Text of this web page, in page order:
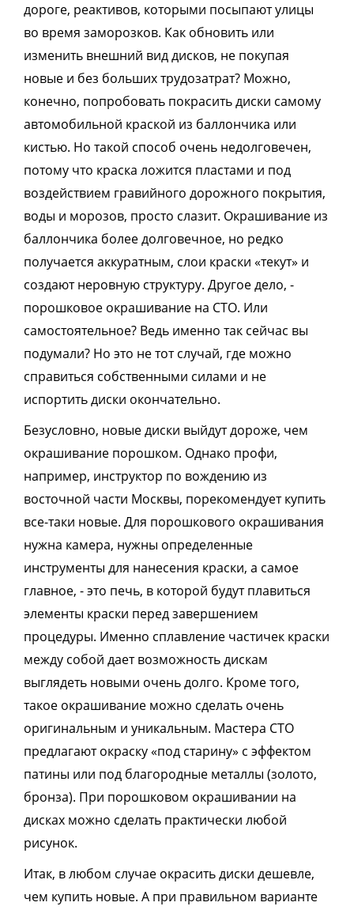
дороге, реактивов, которыми посыпают улицы
во время заморозков. Как обновить или
изменить внешний вид дисков, не покупая
новые и без больших трудозатрат? Можно,
конечно, попробовать покрасить диски самому
автомобильной краской из баллончика или
кистью. Но такой способ очень недолговечен,
потому что краска ложится пластами и под
воздействием гравийного дорожного покрытия,
воды и морозов, просто слазит. Окрашивание из
баллончика более долговечное, но редко
получается аккуратным, слои краски «текут» и
создают неровную структуру. Другое дело, -
порошковое окрашивание на СТО. Или
самостоятельное? Ведь именно так сейчас вы
подумали? Но это не тот случай, где можно
справиться собственными силами и не
испортить диски окончательно.
Безусловно, новые диски выйдут дороже, чем
окрашивание порошком. Однако профи,
например, инструктор по вождению из
восточной части Москвы, порекомендует купить
все-таки новые. Для порошкового окрашивания
нужна камера, нужны определенные
инструменты для нанесения краски, а самое
главное, - это печь, в которой будут плавиться
элементы краски перед завершением
процедуры. Именно сплавление частичек краски
между собой дает возможность дискам
выглядеть новыми очень долго. Кроме того,
такое окрашивание можно сделать очень
оригинальным и уникальным. Мастера СТО
предлагают окраску «под старину» с эффектом
патины или под благородные металлы (золото,
бронза). При порошковом окрашивании на
дисках можно сделать практически любой
рисунок.
Итак, в любом случае окрасить диски дешевле,
чем купить новые. А при правильном варианте